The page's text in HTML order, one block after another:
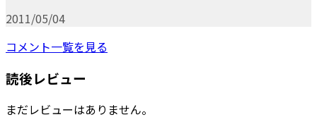
2011/05/04
コメント一覧を見る
読後レビュー
まだレビューはありません。